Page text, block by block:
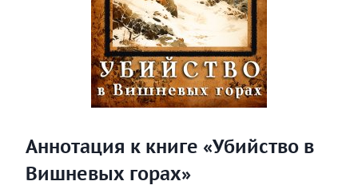
Аннотация к книге «Убийство в
Вишневых горах»